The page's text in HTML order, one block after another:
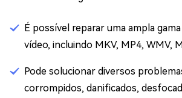
É possível reparar uma ampla
vídeo, incluindo MKV, MP4, WMV,
Pode solucionar diversos
corrompidos, danificados,